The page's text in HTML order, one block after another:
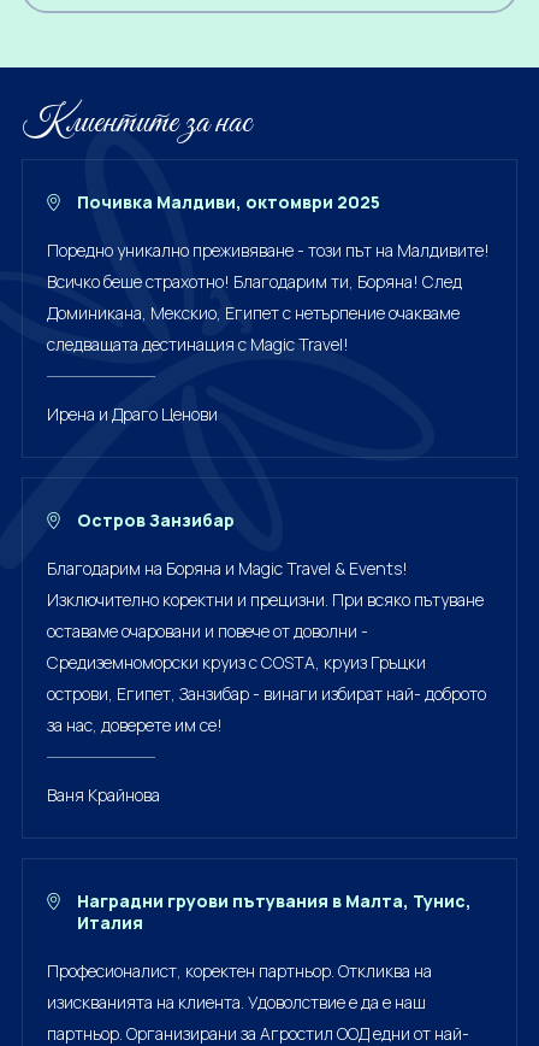
Клиентите за нас
Почивка Малдиви, октомври 2025
Поредно уникално преживяване - този път на Малдивите!
Всичко беше страхотно! Благодарим ти, Боряна! След
Доминикана, Мекскио, Египет с нетърпение очакваме
следващата дестинация с Magic Travel!
Ирена и Драго Ценови
Остров Занзибар
Благодарим на Боряна и Magic Travel & Events!
Изключително коректни и прецизни. При всяко пътуване
оставаме очаровани и повече от доволни -
Средиземноморски круиз с COSTA, круиз Гръцки
острови, Египет, Занзибар - винаги избират най- доброто
за нас, доверете им се!
Ваня Крайнова
Наградни груови пътувания в Малта, Тунис,
Италия
Професионалист, коректен партньор. Откликва на
изискванията на клиента. Удоволствие е да е наш
партньор. Организирани за Агростил ООД едни от най-